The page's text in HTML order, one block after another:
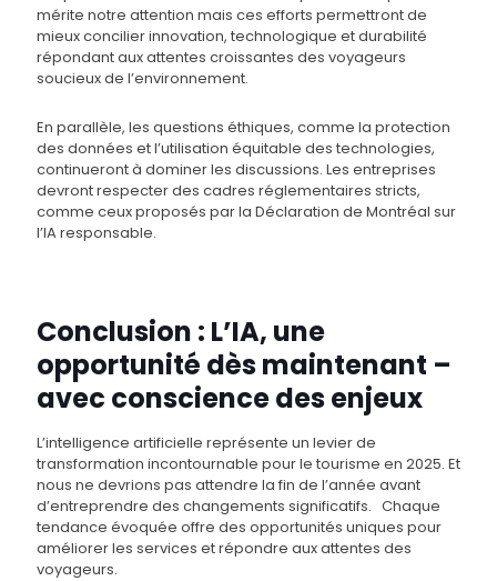
mérite notre attention mais ces efforts permettront de
mieux concilier innovation, technologique et durabilité
répondant aux attentes croissantes des voyageurs
soucieux de l’environnement.
En parallèle, les questions éthiques, comme la protection
des données et l’utilisation équitable des technologies,
continueront à dominer les discussions. Les entreprises
devront respecter des cadres réglementaires stricts,
comme ceux proposés par la Déclaration de Montréal sur
l’IA responsable​​.
Conclusion : L’IA, une
opportunité dès maintenant –
avec conscience des enjeux
L’intelligence artificielle représente un levier de
transformation incontournable pour le tourisme en 2025. Et
nous ne devrions pas attendre la fin de l’année avant
d’entreprendre des changements significatifs. Chaque
tendance évoquée offre des opportunités uniques pour
améliorer les services et répondre aux attentes des
voyageurs.